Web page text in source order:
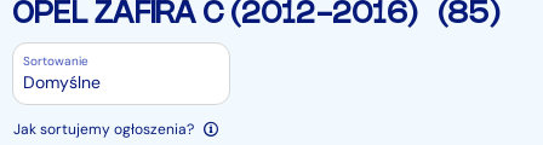
OPEL ZAFIRA C (2012-2016) (85)
Sortowanie
Domyślne
Jak sortujemy ogłoszenia?